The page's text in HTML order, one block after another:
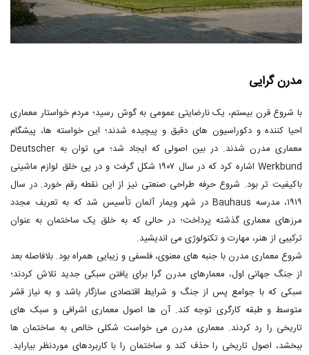
مدرن گرایی
با شروع قرن بیستم، یک نارضایتی عمومی به گوش رسید؛ مردم خواستار معماری
احیا کننده و دکوراسیون های دقیق و پیچیده شدند؛ این خواسته ها، پیشگام
معماری مدرن شدند. در بین اصولی که ایجاد شد؛ می توان به Deutscher
Werkbund اشاره کرد که در سال ۱۹۰۷ شکل گرفت و در پی خلق لوازم ماشینی
باکیفیت تر بود. شروع حرفه طراحی صنعتی نیز از این نقطه رقم خورد. در سال
۱۹۱۹، مدرسه Bauhaus در شهر ویمار آلمان تأسیس شد که به تعریف مجدد
مرزهای معماری گذشته پرداخت؛ در حالی که به خلق یک ساختمان به عنوان
ترکیبی از هنر، مهارت و تکنولوژی می اندیشید.
شروع معماری مدرن با جنبه های معنوی، فلسفی و زیبایی همراه بود. بلافاصله بعد
از جنگ جهانی اول، معمارهای مدرن گرا برای یافتن سبکی جدید تلاش کردند؛
سبکی که با جوامع پس از جنگ و شرایط اقتصادی سازگار باشد و به نیاز قشر
متوسط و طبقه کارگری توجه کند. آن ها اصول معماری اشرافی و سبک های
تاریخی را رد کردند. معماری مدرن می خواست شکلی خالص به ساختمان ها
ببخشد، اصول تاریخی را حذف کند و ساختمان را با کاربردهای موردنظر بیاراید.